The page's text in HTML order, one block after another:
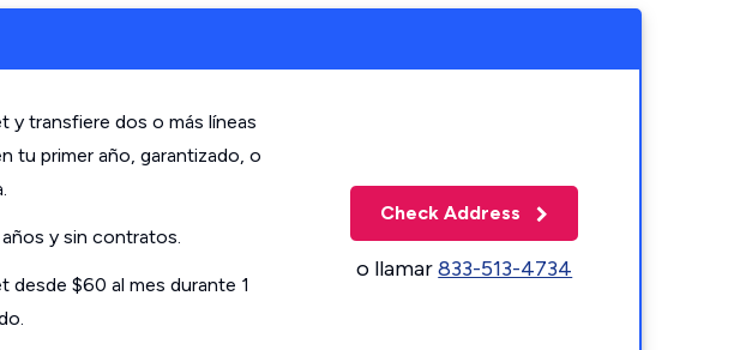
y transfiere dos o más líneas
tu primer año, garantizado, o
y sin contratos.
desde $60 al mes durante 1
Check Address
o llamar833-513-4734